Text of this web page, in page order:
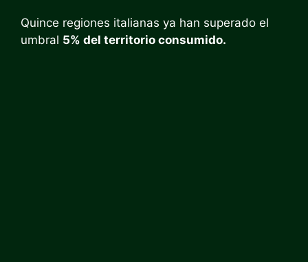
Quince regiones italianas ya han superado el
umbral 5% del territorio consumido.